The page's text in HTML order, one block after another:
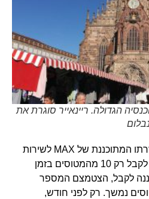
הגדולה. ריינאייר סוגרת את
מכיוון שאי הוודאות סביב חזרתו המתוכננת של MAX לשירות
ממשיכה, צופה כעת רייאייר לקבל רק 10 מהמטוסים בזמן
58 אותם תכננה לקבל, הצטמצם המספר
נמשך. רק לפני חודש,